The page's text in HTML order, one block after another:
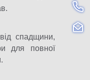
спадщини,
для повної